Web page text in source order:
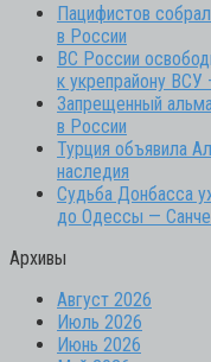
Пацифистов
в России
ВС России
к укрепрайону ВСУ
Запрещенный
в России
Турция объявила
наследия
Судьба Донбасса
до Одессы —
Архивы
Август 2026
Июль 2026
Июнь 2026